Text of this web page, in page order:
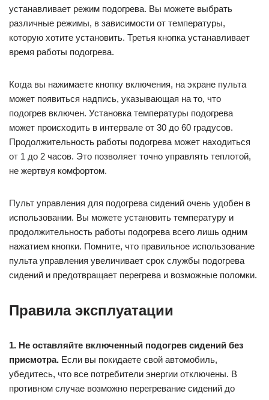
устанавливает режим подогрева. Вы можете выбрать
различные режимы, в зависимости от температуры,
которую хотите установить. Третья кнопка устанавливает
время работы подогрева.
Когда вы нажимаете кнопку включения, на экране пульта
может появиться надпись, указывающая на то, что
подогрев включен. Установка температуры подогрева
может происходить в интервале от 30 до 60 градусов.
Продолжительность работы подогрева может находиться
от 1 до 2 часов. Это позволяет точно управлять теплотой,
не жертвуя комфортом.
Пульт управления для подогрева сидений очень удобен в
использовании. Вы можете установить температуру и
продолжительность работы подогрева всего лишь одним
нажатием кнопки. Помните, что правильное использование
пульта управления увеличивает срок службы подогрева
сидений и предотвращает перегрева и возможные поломки.
Правила эксплуатации
1. Не оставляйте включенный подогрев сидений без
присмотра. Если вы покидаете свой автомобиль,
убедитесь, что все потребители энергии отключены. В
противном случае возможно перегревание сидений до